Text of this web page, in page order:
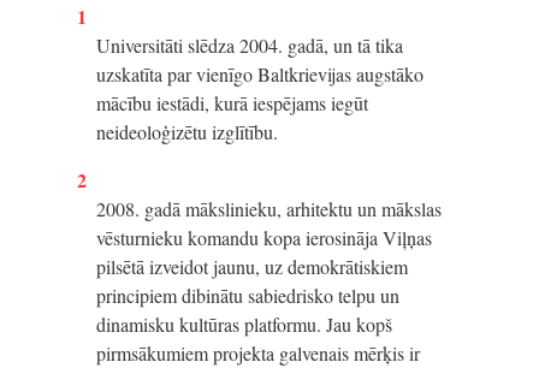
1
Universitāti slēdza 2004. gadā, un tā tika
uzskatīta par vienīgo Baltkrievijas augstāko
mācību iestādi, kurā iespējams iegūt
neideoloģizētu izglītību.
2
2008. gadā mākslinieku, arhitektu un mākslas
vēsturnieku komandu kopa ierosināja Viļņas
pilsētā izveidot jaunu, uz demokrātiskiem
principiem dibinātu sabiedrisko telpu un
dinamisku kultūras platformu. Jau kopš
pirmsākumiem projekta galvenais mērķis ir